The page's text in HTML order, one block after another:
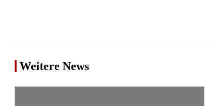
Weitere News